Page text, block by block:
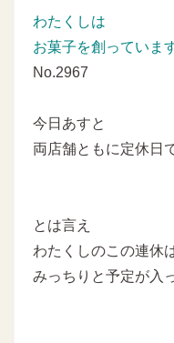
わたくしは
お菓子を創っていま
No.2967
今日あすと
両店舗ともに定休日
とは言え
わたくしのこの連休
みっちりと予定が入